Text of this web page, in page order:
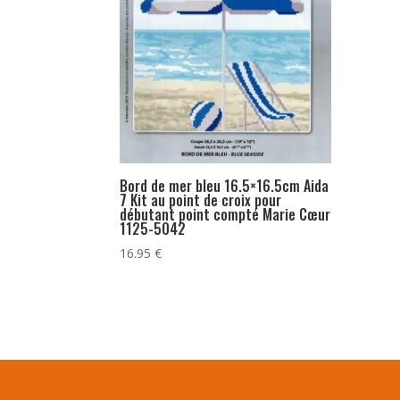
Bord de mer bleu 16.5×16.5cm Aida
7 Kit au point de croix pour
débutant point compté Marie Cœur
1125-5042
16.95€